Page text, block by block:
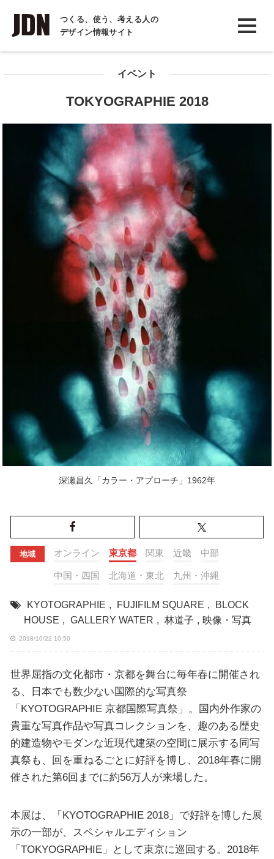
つくる、使う、考える人の
デザイン情報サイト
INTERVIEW
インタビュー
イベント
TOKYOGRAPHIE 2018
深瀬昌久「カラー・アプローチ」1962年
地域 オンライン 東京都 関東 近畿 中部
中国・四国 北海道・東北 九州・沖縄
KYOTOGRAPHIE , FUJIFILM SQUARE ,
BLOCK
HOUSE , GALLERY WATER , 林道子 , 映像・写真
2018/10/22 10:50
世界屈指の文化都市・京都を舞台に毎年春に開催され
る、日本でも数少ない国際的な写真祭
「KYOTOGRAPHIE 京都国際写真祭」。国内外作家の
貴重な写真作品や写真コレクションを、趣のある歴史
的建造物やモダンな近現代建築の空間に展示する同写
真祭も、回を重ねるごとに好評を博し、2018年春に開
催された第6回までに約56万人が来場した。
本展は、「KYOTOGRAPHIE 2018」で好評を博した展
示の一部が、スペシャルエディション
「TOKYOGRAPHIE」として東京に巡回する。2018年